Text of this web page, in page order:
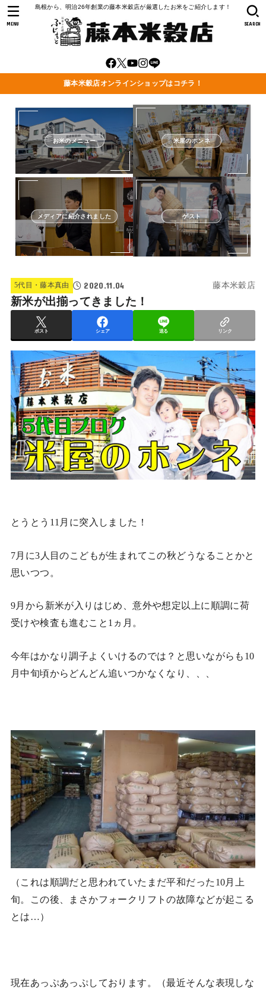
島根から、明治26年創業の藤本米穀店が厳選したお米をご紹介します！
SEARCH
MENU
藤本米穀店オンラインショップはコチラ！
お米のメニュー 米屋のホンネ
メディアに紹介されました ゲスト
5代目・藤本真由 2020.11.04 藤本米穀店
新米が出揃ってきました！
ポスト シェア 送る リンク
とうとう11月に突入しました！
7月に3人目のこどもが生まれてこの秋どうなることかと
思いつつ。
9月から新米が入りはじめ、意外や想定以上に順調に荷
受けや検査も進むこと1ヵ月。
今年はかなり調子よくいけるのでは？と思いながらも10
月中旬頃からどんどん追いつかなくなり、、、
（これは順調だと思われていたまだ平和だった10月上
旬。この後、まさかフォークリフトの故障などが起こる
とは…）
現在あっぷあっぷしております。（最近そんな表現しな